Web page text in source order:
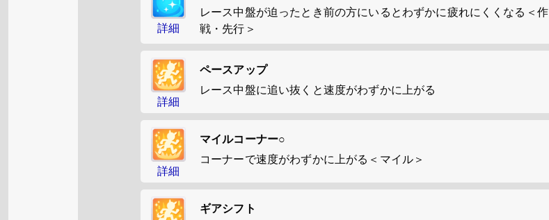
詳細
レース中盤が迫ったとき前の方にいるとわずかに疲れにくくなる＜作
戦・先行＞
詳細
ペースアップ
レース中盤に追い抜くと速度がわずかに上がる
詳細
マイルコーナー○
コーナーで速度がわずかに上がる＜マイル＞
ギアシフト